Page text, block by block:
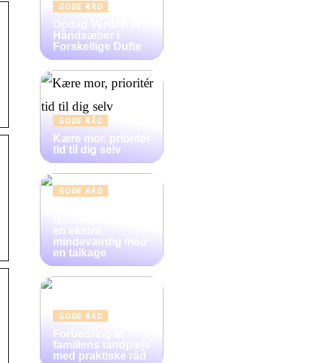
GODE RÅD
Opdag Verden af
Håndsæber i
Forskellige Dufte
GODE RÅD
Kære mor, prioritér
tid til dig selv
GODE RÅD
en ekstra
mindeværdig med
en talkage
GODE RÅD
Forbedring af
familiens tandpleje
med praktiske råd